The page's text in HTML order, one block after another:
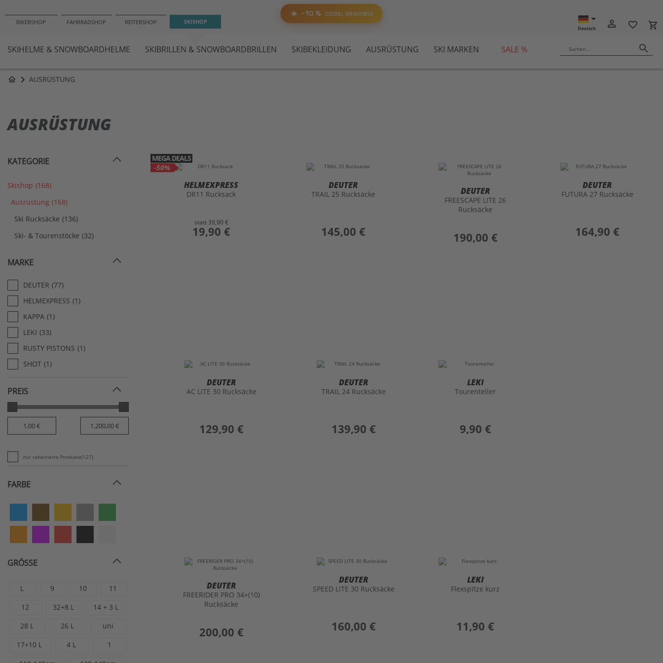
−10% RABATT 📋 Code kopieren
☀️ −10 % CODE: SAISON10
BIKERSHOP FAHRRADSHOP REITERSHOP SKISHOP
Deutsch person_outline favorite_border local_grocery_store
Suchen… search
SKIHELME & SNOWBOARDHELME SKIBRILLEN & SNOWBOARDBRILLEN SKIBEKLEIDUNG AUSRÜSTUNG SKI MARKEN SALE %
home AUSRÜSTUNG
AUSRÜSTUNG
MEGA DEALS
-50%
HELMEXPRESS
DR11 Rucksack
statt 39,90 €
preis
19,90 €
DEUTER
TRAIL 25 Rucksäcke
preis
145,00 €
DEUTER
FREESCAPE LITE 26
Rucksäcke
preis
190,00 €
DEUTER
FUTURA 27 Rucksäcke
preis
164,90 €
DEUTER
AC LITE 30 Rucksäcke
preis
129,90 €
DEUTER
TRAIL 24 Rucksäcke
preis
139,90 €
LEKI
Tourenteller
preis
9,90 €
DEUTER
FREERIDER PRO 34+(10)
Rucksäcke
preis
200,00 €
DEUTER
SPEED LITE 30 Rucksäcke
preis
160,00 €
LEKI
Flexspitze kurz
preis
11,90 €
KATEGORIE
Skishop (168)
Ausrüstung (168)
Ski Rucksäcke (136)
Ski- & Tourenstöcke (32)
MARKE
DEUTER (77)
HELMEXPRESS (1)
KAPPA (1)
LEKI (33)
RUSTY PISTONS (1)
SHOT (1)
PREIS
nur rabattierte Produkte(127)
FARBE
GRÖSSE
L 9 10 11
12 32+8 L 14 + 3 L
28 L 26 L uni
17+10 L 4 L 1